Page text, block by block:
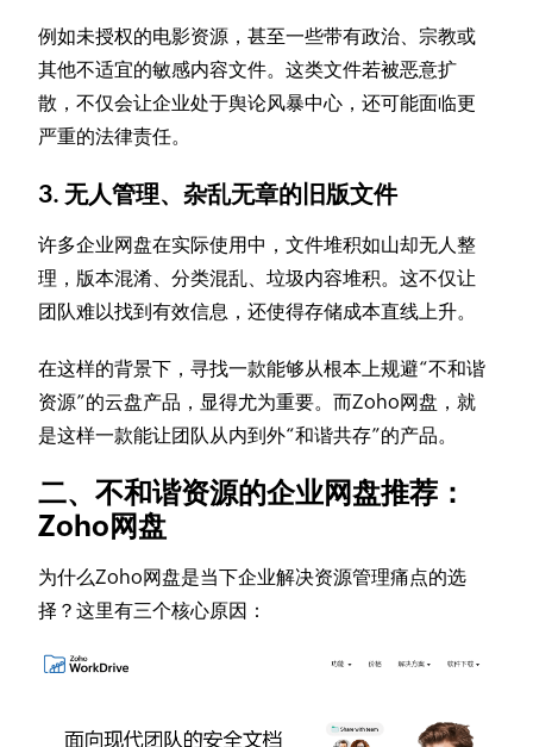
例如未授权的电影资源，甚至一些带有政治、宗教或
其他不适宜的敏感内容文件。这类文件若被恶意扩
散，不仅会让企业处于舆论风暴中心，还可能面临更
严重的法律责任。
3. 无人管理、杂乱无章的旧版文件
许多企业网盘在实际使用中，文件堆积如山却无人整
理，版本混淆、分类混乱、垃圾内容堆积。这不仅让
团队难以找到有效信息，还使得存储成本直线上升。
在这样的背景下，寻找一款能够从根本上规避“不和谐
资源”的云盘产品，显得尤为重要。而Zoho网盘，就
是这样一款能让团队从内到外“和谐共存”的产品。
二、不和谐资源的企业网盘推荐：
Zoho网盘
为什么Zoho网盘是当下企业解决资源管理痛点的选
择？这里有三个核心原因：